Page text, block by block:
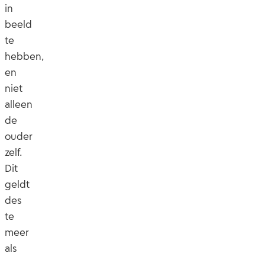
in
beeld
te
hebben,
en
niet
alleen
de
ouder
zelf.
Dit
geldt
des
te
meer
als